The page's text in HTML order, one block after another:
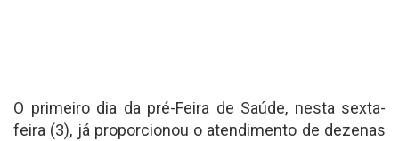
O primeiro dia da pré-Feira de Saúde, nesta sexta-
feira (3), já proporcionou o atendimento de dezenas